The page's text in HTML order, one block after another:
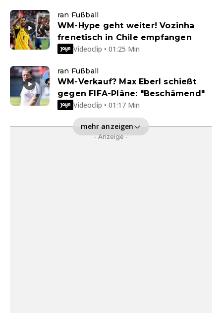
ran Fußball
WM-Hype geht weiter! Vozinha
frenetisch in Chile empfangen
Videoclip • 01:25 Min
ran Fußball
WM-Verkauf? Max Eberl schießt
gegen FIFA-Pläne: "Beschämend"
Videoclip • 01:17 Min
mehr anzeigen
- Anzeige -